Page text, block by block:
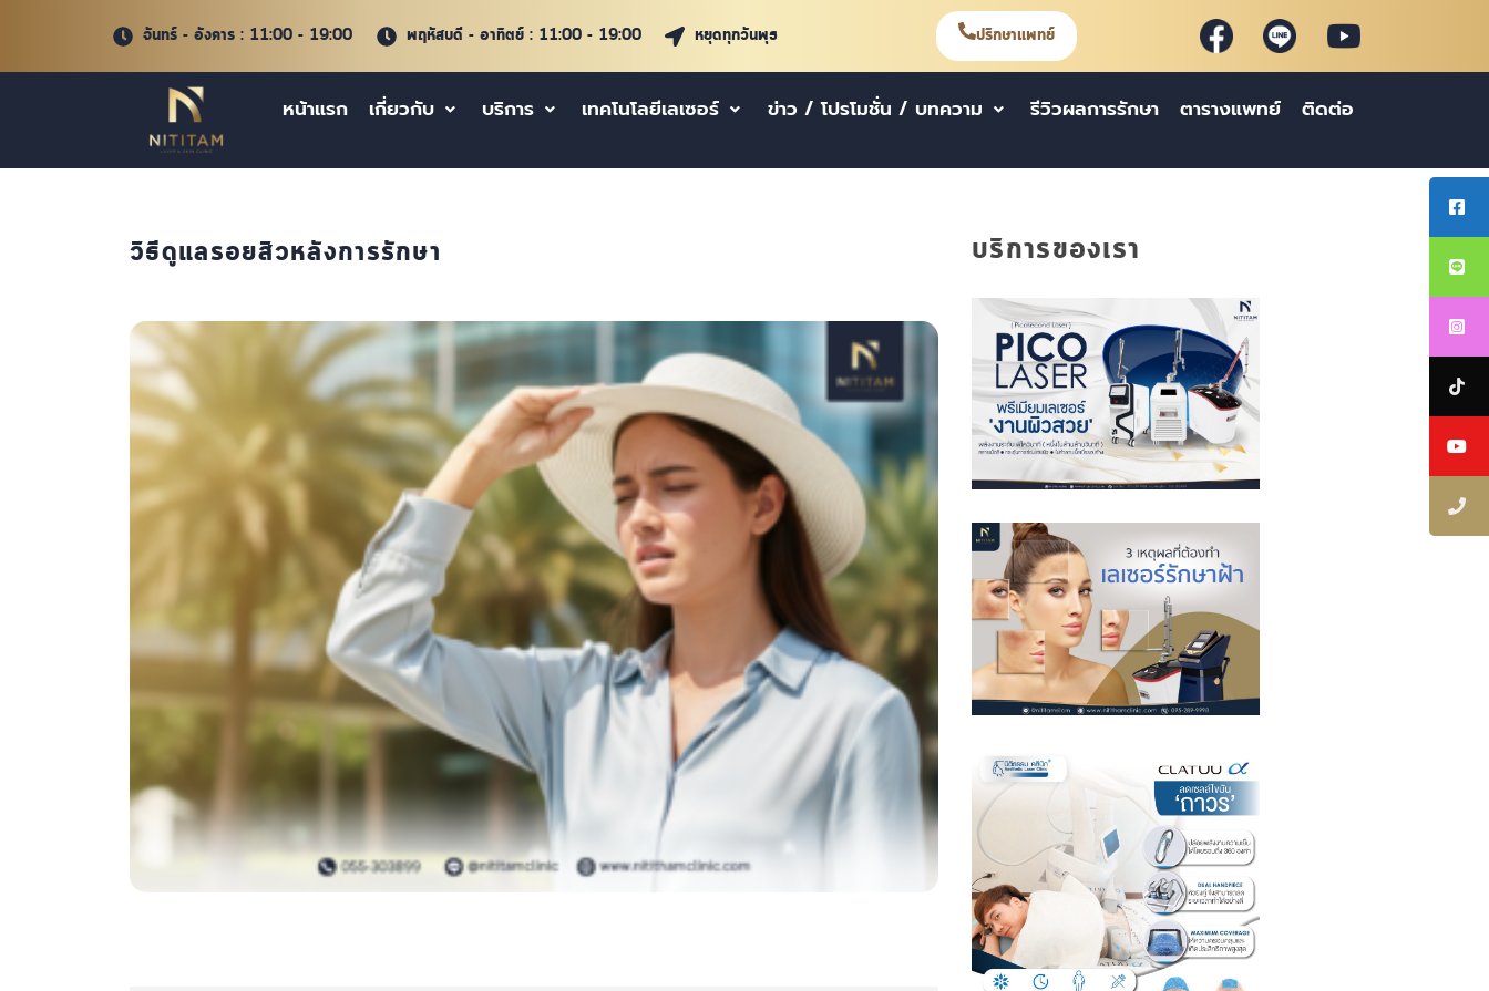
จันทร์ - อังคาร : 11:00 - 19:00 พฤหัสบดี - อาทิตย์ : 11:00 - 19:00 หยุดทุกวันพุธ ปรึกษาแพทย์
หน้าแรก เกี่ยวกับ บริการ เทคโนโลยีเลเซอร์ ข่าว / โปรโมชั่น / บทความ รีวิวผลการรักษา ตารางแพทย์ ติดต่อ
วิธีดูแลรอยสิวหลังการรักษา บริการของเรา